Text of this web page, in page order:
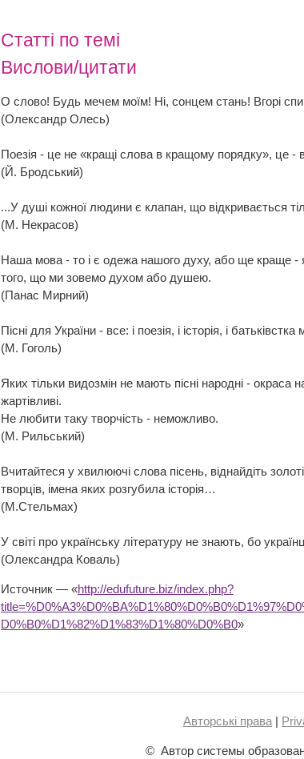
Статті по темі
Вислови/цитати
О слово! Будь мечем моїм! Ні, сонцем стань! Вгорі
(Олександр Олесь)
Поезія - це не «кращі слова в кращому порядку», це
(Й. Бродський)
...У душі кожної людини є клапан, що відкривається
(М. Некрасов)
Наша мова - то і є одежа нашого духу, або ще краще
того, що ми зовемо духом або душею.
(Панас Мирний)
Пісні для України - все: і поезія, і історія, і батьківстка
(М. Гоголь)
Яких тільки видозмін не мають пісні народні - окраса
жартівливі.
Не любити таку творчість - неможливо.
(М. Рильський)
Вчитайтеся у хвилюючі слова пісень, віднайдіть
творців, імена яких розгубила історія…
(М.Стельмах)
У світі про українську літературу не знають, бо
(Олександра Коваль)
Источник — «http://edufuture.biz/index.php?
D0%B0%D1%82%D1%83%D1%80%D0%B0»
Авторські права |
© Автор системы